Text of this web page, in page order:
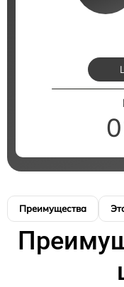
Преимущества